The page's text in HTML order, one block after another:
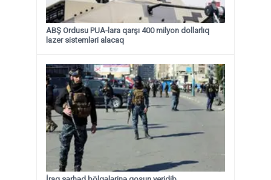
ABŞ Ordusu PUA-lara qarşı 400 milyon dollarlıq
lazer sistemləri alacaq